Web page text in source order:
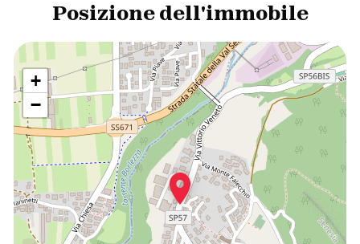
Posizione dell'immobile
+
−